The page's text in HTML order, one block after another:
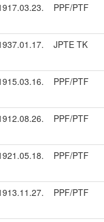
PPF/PTF
JPTE TK
PPF/PTF
PPF/PTF
PPF/PTF
PPF/PTF